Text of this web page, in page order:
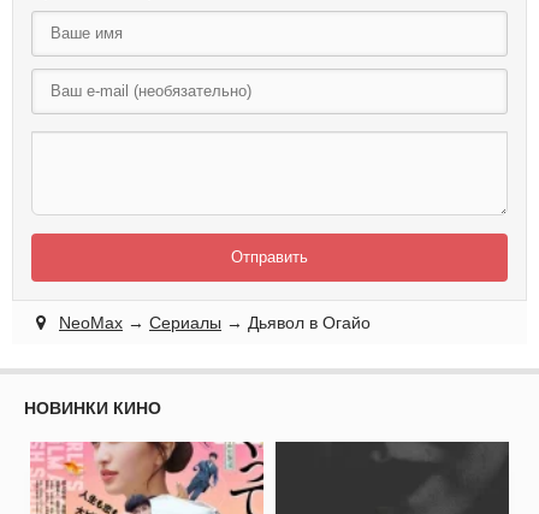
Отправить
NeoMax → Сериалы → Дьявол в Огайо
НОВИНКИ КИНО